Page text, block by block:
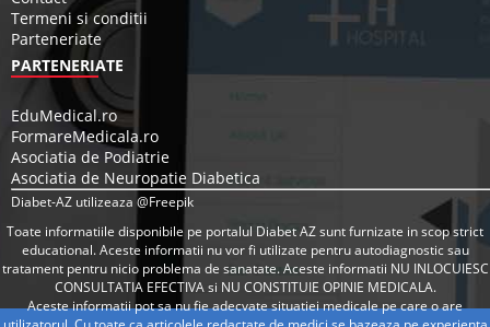
Termeni si conditii
Parteneriate
PARTENERIATE
EduMedical.ro
FormareMedicala.ro
Asociatia de Podiatrie
Asociatia de Neuropatie Diabetica
Diabet-AZ utilizeaza @Freepik
Toate informatiile disponibile pe portalul Diabet AZ sunt furnizate in scop strict
educational. Aceste informatii nu vor fi utilizate pentru autodiagnostic sau
tratament pentru nicio problema de sanatate. Aceste informatii NU INLOCUIESC
CONSULTATIA EFECTIVA si NU CONSTITUIE OPINIE MEDICALA.
Aceste informatii pot sa nu fie adecvate situatiei medicale pe care o are